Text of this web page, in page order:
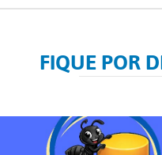
FIQUE POR